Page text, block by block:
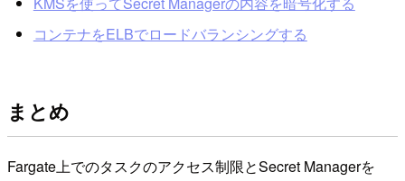
コンテナをELBでロードバランシングする
まとめ
Fargate上でのタスクのアクセス制限とSecret Managerを